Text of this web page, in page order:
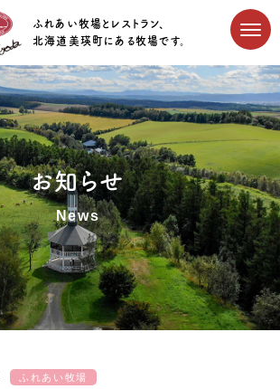
ふれあい牧場とレストラン、
北海道美瑛町にある牧場です。
お知らせ
News
ふれあい牧場